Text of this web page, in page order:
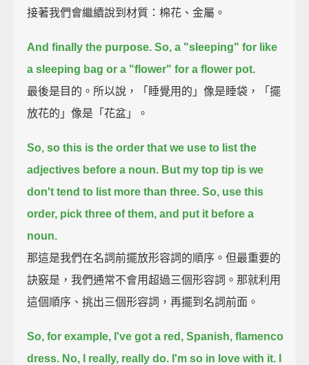
接著我們會繼續說到材質：棉花、金屬。
And finally the purpose. So, a "sleeping" for like
a sleeping bag or a "flower" for a flower pot.
最後是目的。所以說，「睡覺用的」像是睡袋，「擺
放花的」像是「花盆」。
So, so this is the order that we use to list the
adjectives before a noun. But my top tip is we
don't tend to list more than three. So, use this
order, pick three of them, and put it before a
noun.
那這是我們在名詞前擺放形容詞的順序。但最重要的
訣竅是，我們通常不會用超過三個形容詞。那就利用
這個順序、挑出三個形容詞，再擺到名詞前面。
So, for example, I've got a red, Spanish, flamenco
dress. No, I really, really do. I'm so in love with it. I